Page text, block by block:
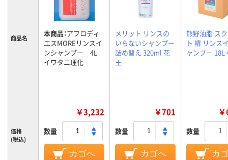
商品名 本商品：アフロディ
エスMOREリンスイ
ンシャンプー 4L
イワタニ理化
メリット リンスの
いらないシャンプー
詰め替え 320ml 花
王
熊野油脂 ス
ト 椿 リンス
ャンプー 18L
価格
(税込)
￥3,232
数量
カゴへ
￥701
数量
カゴへ
数量
カ